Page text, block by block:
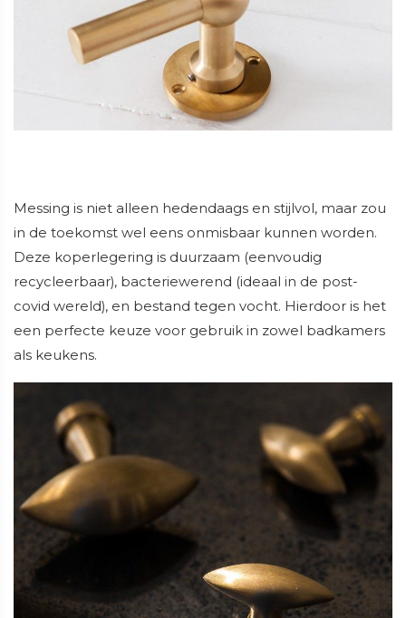
Messing is niet alleen hedendaags en stijlvol, maar zou
in de toekomst wel eens onmisbaar kunnen worden.
Deze koperlegering is duurzaam (eenvoudig
recycleerbaar), bacteriewerend (ideaal in de post-
covid wereld), en bestand tegen vocht. Hierdoor is het
een perfecte keuze voor gebruik in zowel badkamers
als keukens.